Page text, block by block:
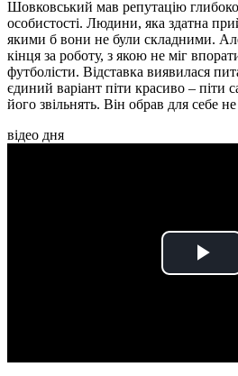
Шовковський мав репутацію
особистості. Людини, яка здатна
якими б вони не були складними.
кінця за роботу, з якою не міг
футболісти. Відставка виявилася
єдиний варіант піти красиво – піти
його звільнять. Він обрав для себе
відео дня